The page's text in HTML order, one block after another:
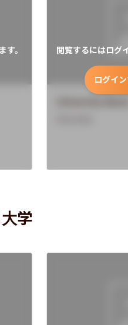
。 閲覧するにはログ
ログイ
学